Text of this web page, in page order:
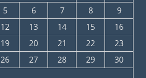
5 6 7 8
9
12 13 14 15
16
19 20 21 22
23
26 27 28 29
30